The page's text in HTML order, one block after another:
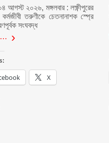
আগস্ট ২০২৬, মঙ্গলবার : লক্ষ্ণীপুরের
তরুণীকে চেতনানাশক স্প্রে
সংঘবদ্ধ
X